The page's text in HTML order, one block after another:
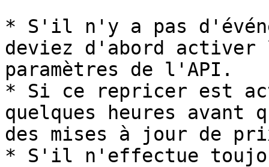
* S'il n'y a pas
deviez d'abord
paramètres de l'API.
* Si ce repricer est
quelques heures avant
des mises à jour de
* S'il n'effectue